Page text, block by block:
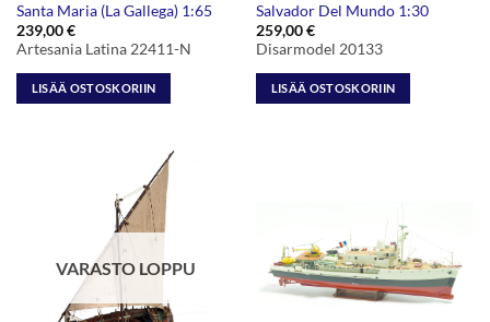
Santa Maria (La Gallega) 1:65
239,00€
Artesania Latina 22411-N
LISÄÄ OSTOSKORIIN
Salvador Del Mundo 1:30
259,00€
Disarmodel 20133
LISÄÄ OSTOSKORIIN
VARASTO LOPPU